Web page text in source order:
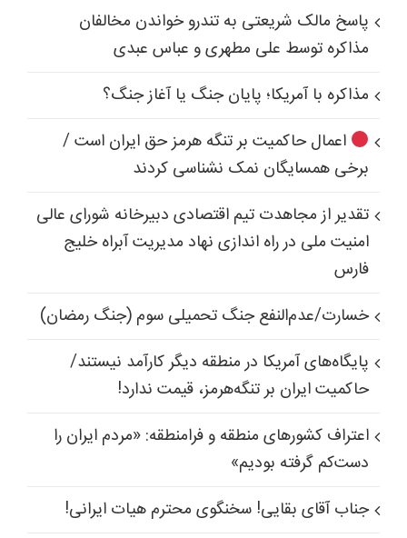
پاسخ مالک شریعتی به تندرو خواندن مخالفان
مذاکره توسط علی مطهری و عباس عبدی
مذاکره با آمریکا؛ پایان جنگ یا آغاز جنگ؟
اعمال حاکمیت بر تنگه هرمز حق ایران است /
برخی همسایگان نمک نشناسی کردند
تقدیر از مجاهدت تیم اقتصادی دبیرخانه شورای عالی
امنیت ملی در راه اندازی نهاد مدیریت آبراه خلیج
فارس
خسارت/عدم‌النفع جنگ تحمیلی سوم (جنگ رمضان)
پایگاه‌های آمریکا در منطقه دیگر کارآمد نیستند/
حاکمیت ایران بر تنگه‌هرمز، قیمت ندارد!
اعتراف کشورهای منطقه و فرامنطقه: «مردم ایران را
دست‌کم گرفته بودیم»
جناب آقای بقایی! سخنگوی محترم هیات ایرانی!